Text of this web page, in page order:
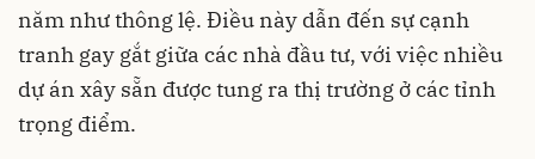
năm như thông lệ. Điều này dẫn đến sự cạnh
tranh gay gắt giữa các nhà đầu tư, với việc nhiều
dự án xây sẵn được tung ra thị trường ở các tỉnh
trọng điểm.